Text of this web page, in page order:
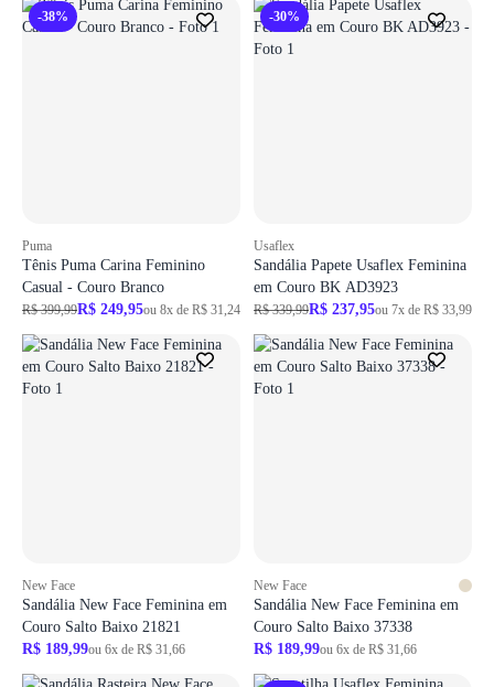
-38%
Puma
Tênis Puma Carina Feminino
Casual - Couro Branco
R$ 399,99R$ 249,95ou 8x de R$ 31,24
-30%
Usaflex
Sandália Papete Usaflex Feminina
em Couro BK AD3923
R$ 339,99R$ 237,95ou 7x de R$ 33,99
New Face
Sandália New Face Feminina em
Couro Salto Baixo 21821
R$ 189,99ou 6x de R$ 31,66
New Face
Sandália New Face Feminina em
Couro Salto Baixo 37338
R$ 189,99ou 6x de R$ 31,66